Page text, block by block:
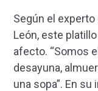
Según el
León, este
afecto. “Somos
desayuna,
una sopa”. En